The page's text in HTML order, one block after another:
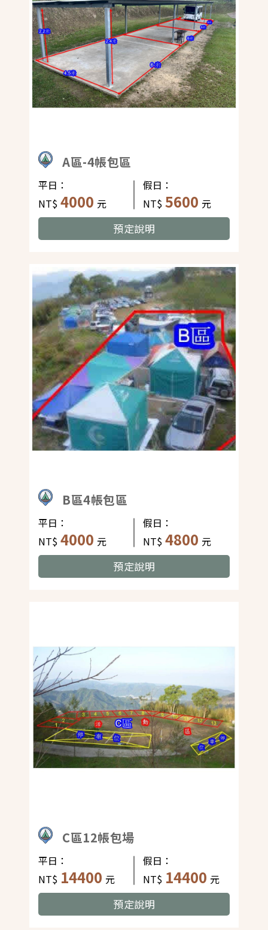
A區-4帳包區
平日：
NT$ 4000 元
假日：
NT$ 5600 元
預定說明
B區4帳包區
平日：
NT$ 4000 元
假日：
NT$ 4800 元
預定說明
C區12帳包場
平日：
NT$ 14400 元
假日：
NT$ 14400 元
預定說明